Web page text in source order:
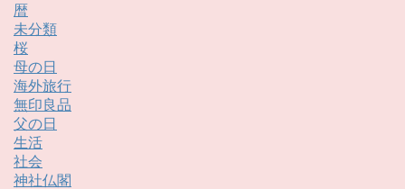
暦
未分類
桜
母の日
海外旅行
無印良品
父の日
生活
社会
神社仏閣